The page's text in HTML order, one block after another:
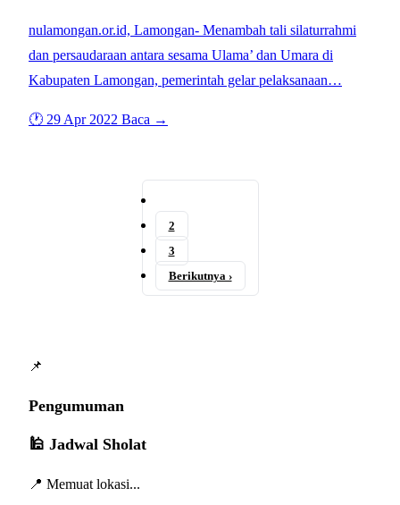
nulamongan.or.id, Lamongan- Menambah tali silaturrahmi
dan persaudaraan antara sesama Ulama’ dan Umara di
Kabupaten Lamongan, pemerintah gelar pelaksanaan…
🕐 29 Apr 2022 Baca →
2
3
Berikutnya ›
📌
Pengumuman
🕌 Jadwal Sholat
📍 Memuat lokasi...